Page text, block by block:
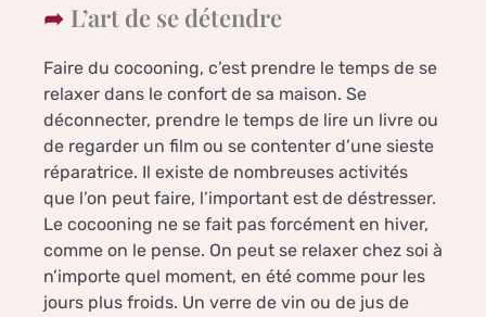
L’art de se détendre
Faire du cocooning, c’est prendre le temps de se
relaxer dans le confort de sa maison. Se
déconnecter, prendre le temps de lire un livre ou
de regarder un film ou se contenter d’une sieste
réparatrice. Il existe de nombreuses activités
que l’on peut faire, l’important est de déstresser.
Le cocooning ne se fait pas forcément en hiver,
comme on le pense. On peut se relaxer chez soi à
n’importe quel moment, en été comme pour les
jours plus froids. Un verre de vin ou de jus de